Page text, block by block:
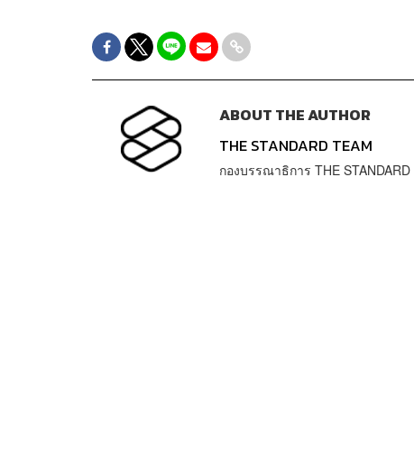
ABOUT THE AUTHOR
THE STANDARD TEAM
กองบรรณาธิการ THE STANDARD